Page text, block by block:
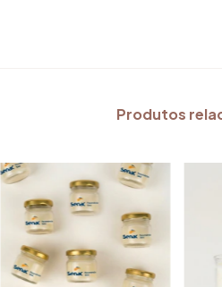
Produtos